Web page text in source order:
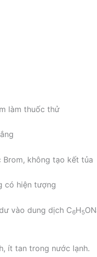
làm thuốc thử
Brom, không tạo kết tủa
có hiện tượng
dư vào dung dịch C6H5
ít tan trong nước lạnh.